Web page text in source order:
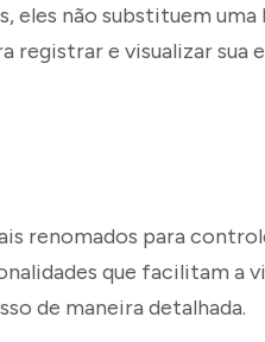
eles não substituem uma
registrar e visualizar sua
renomados para
que facilitam a
de maneira detalhada.